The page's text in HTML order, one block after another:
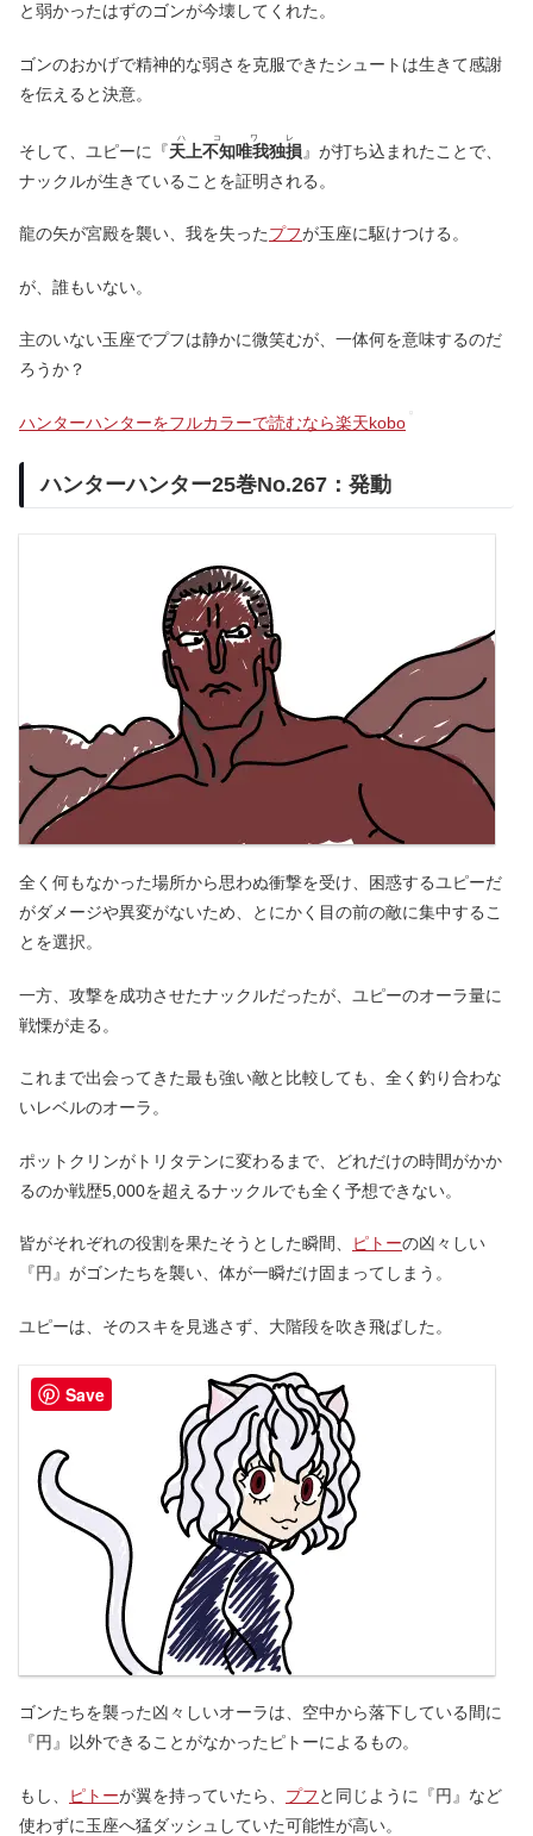
と弱かったはずのゴンが今壊してくれた。
ゴンのおかげで精神的な弱さを克服できたシュートは生きて感謝
を伝えると決意。
そして、ユピーに『天上不知唯我独損
ハコワレ
』が打ち込まれたことで、
ナックルが生きていることを証明される。
龍の矢が宮殿を襲い、我を失ったプフが玉座に駆けつける。
が、誰もいない。
主のいない玉座でプフは静かに微笑むが、一体何を意味するのだ
ろうか？
ハンターハンターをフルカラーで読むなら楽天kobo
ハンターハンター25巻No.267：発動
全く何もなかった場所から思わぬ衝撃を受け、困惑するユピーだ
がダメージや異変がないため、とにかく目の前の敵に集中するこ
とを選択。
一方、攻撃を成功させたナックルだったが、ユピーのオーラ量に
戦慄が走る。
これまで出会ってきた最も強い敵と比較しても、全く釣り合わな
いレベルのオーラ。
ポットクリンがトリタテンに変わるまで、どれだけの時間がかか
るのか戦歴5,000を超えるナックルでも全く予想できない。
皆がそれぞれの役割を果たそうとした瞬間、 ピトーの凶々しい
『円』がゴンたちを襲い、体が一瞬だけ固まってしまう。
ユピーは、そのスキを見逃さず、大階段を吹き飛ばした。
ゴンたちを襲った凶々しいオーラは、空中から落下している間に
『円』以外できることがなかったピトーによるもの。
もし、 ピトーが翼を持っていたら、 プフと同じように『円』など
使わずに玉座へ猛ダッシュしていた可能性が高い。
Save